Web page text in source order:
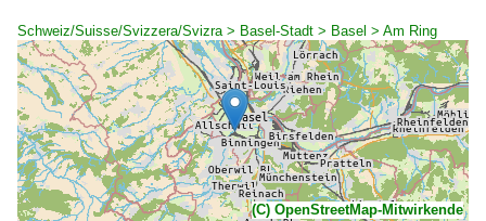
Schweiz/Suisse/Svizzera/Svizra > Basel-Stadt > Basel > Am Ring
(C) OpenStreetMap-Mitwirkende